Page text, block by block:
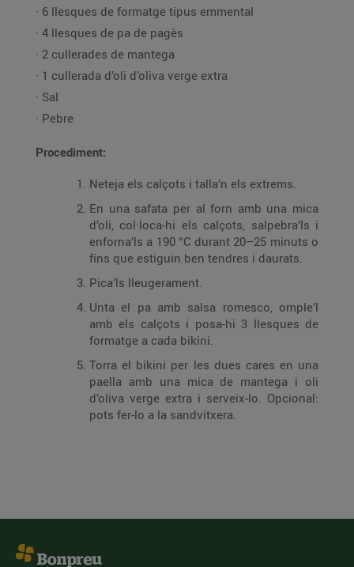
· 6 llesques de formatge tipus emmental
· 4 llesques de pa de pagès
· 2 cullerades de mantega
· 1 cullerada d’oli d’oliva verge extra
· Sal
· Pebre
Procediment:
Neteja els calçots i talla’n els extrems.
En una safata per al forn amb una mica
d’oli, col·loca-hi els calçots, salpebra’ls i
enforna’ls a 190 °C durant 20–25 minuts o
fins que estiguin ben tendres i daurats.
Pica’ls lleugerament.
Unta el pa amb salsa romesco, omple’l
amb els calçots i posa-hi 3 llesques de
formatge a cada bikini.
Torra el bikini per les dues cares en una
paella amb una mica de mantega i oli
d’oliva verge extra i serveix-lo. Opcional:
pots fer-lo a la sandvitxera.